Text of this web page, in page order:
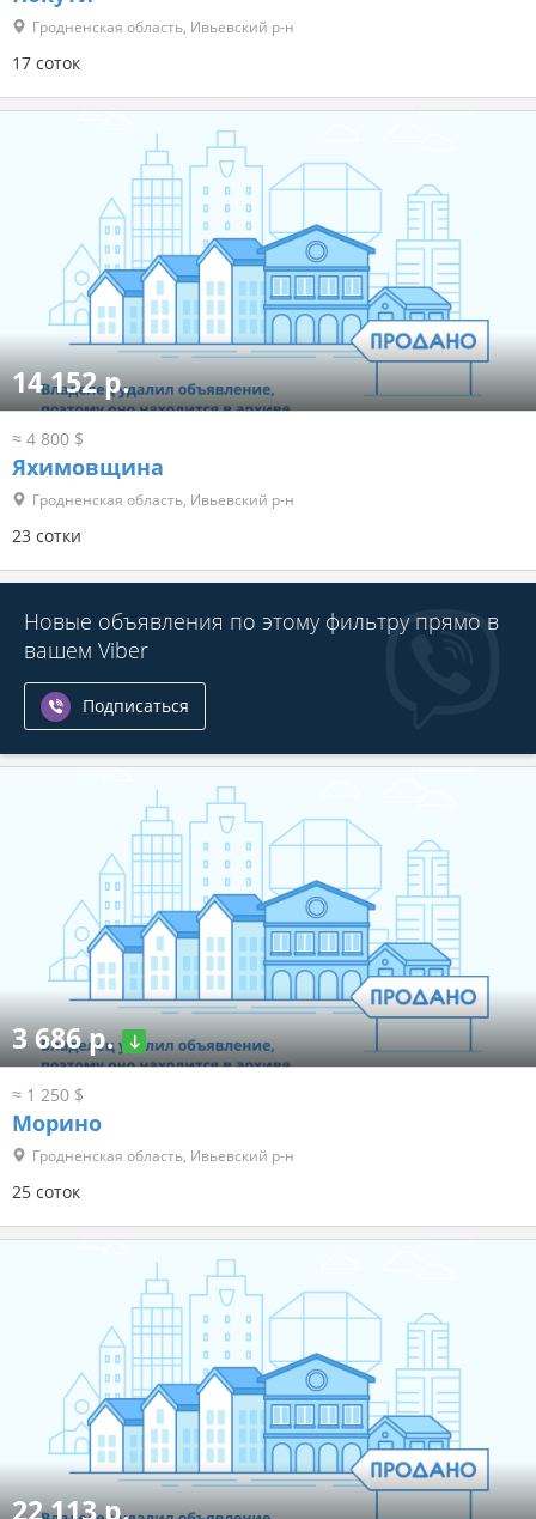
Гродненская область, Ивьевский р-н
17 соток
14 152 р.
≈ 4 800 $
Яхимовщина
Гродненская область, Ивьевский р-н
23 сотки
Новые объявления по этому фильтру прямо в
вашем Viber
Подписаться
3 686 р.
≈ 1 250 $
Морино
Гродненская область, Ивьевский р-н
25 соток
22 113 р.